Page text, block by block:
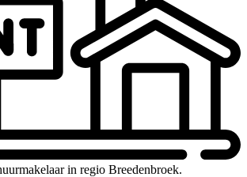
in regio Breedenbroek.